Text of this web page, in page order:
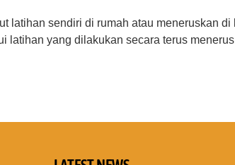
latihan sendiri di rumah atau meneruskan di
latihan yang dilakukan secara terus